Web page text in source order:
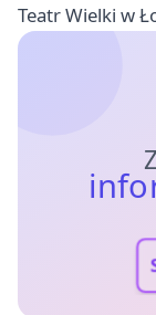
Teatr Wielki w